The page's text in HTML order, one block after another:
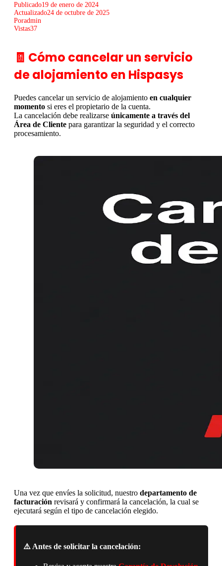
Publicado19 de enero de 2024
Actualizado24 de octubre de 2025
Poradmin
Vistas37
🧾 Cómo cancelar un servicio
de alojamiento en Hispasys
Puedes cancelar un servicio de alojamiento en cualquier
momento si eres el propietario de la cuenta.
La cancelación debe realizarse únicamente a través del
Área de Cliente para garantizar la seguridad y el correcto
procesamiento.
Una vez que envíes la solicitud, nuestro departamento de
facturación revisará y confirmará la cancelación, la cual se
ejecutará según el tipo de cancelación elegido.
⚠️ Antes de solicitar la cancelación: